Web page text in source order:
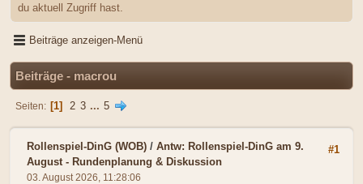
du aktuell Zugriff hast.
Beiträge anzeigen-Menü
Beiträge - macrou
Seiten 1 2 3 ... 5
#1
Rollenspiel-DinG (WOB) / Antw: Rollenspiel-DinG am 9.
August - Rundenplanung & Diskussion
03. August 2026, 11:28:06